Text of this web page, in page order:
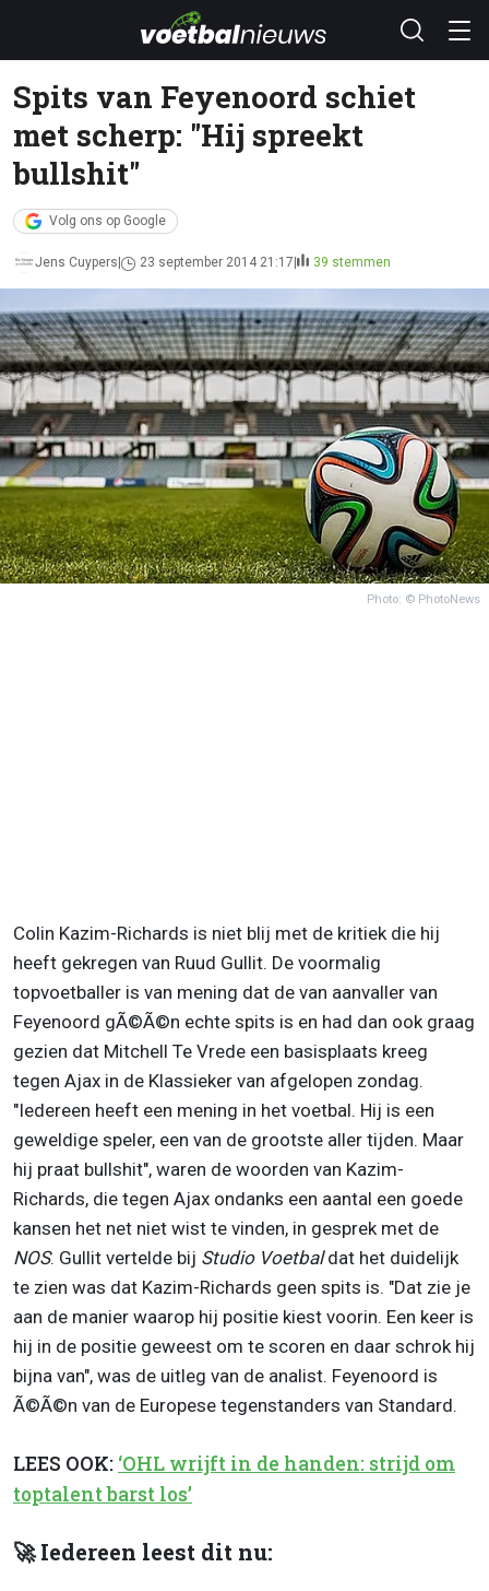
Spits van Feyenoord schiet
met scherp: "Hij spreekt
bullshit"
Volg ons op Google
Jens Cuypers 23 september 2014 21:17 39 stemmen
Photo: © PhotoNews
Colin Kazim-Richards is niet blij met de kritiek die hij
heeft gekregen van Ruud Gullit. De voormalig
topvoetballer is van mening dat de van aanvaller van
Feyenoord gÃ©Ã©n echte spits is en had dan ook graag
gezien dat Mitchell Te Vrede een basisplaats kreeg
tegen Ajax in de Klassieker van afgelopen zondag.
"Iedereen heeft een mening in het voetbal. Hij is een
geweldige speler, een van de grootste aller tijden. Maar
hij praat bullshit", waren de woorden van Kazim-
Richards, die tegen Ajax ondanks een aantal een goede
kansen het net niet wist te vinden, in gesprek met de
NOS. Gullit vertelde bij Studio Voetbaldat het duidelijk
te zien was dat Kazim-Richards geen spits is. "Dat zie je
aan de manier waarop hij positie kiest voorin. Een keer is
hij in de positie geweest om te scoren en daar schrok hij
bijna van", was de uitleg van de analist. Feyenoord is
Ã©Ã©n van de Europese tegenstanders van Standard.
LEES OOK: ‘OHL wrijft in de handen: strijd om
toptalent barst los’
🚀 Iedereen leest dit nu: